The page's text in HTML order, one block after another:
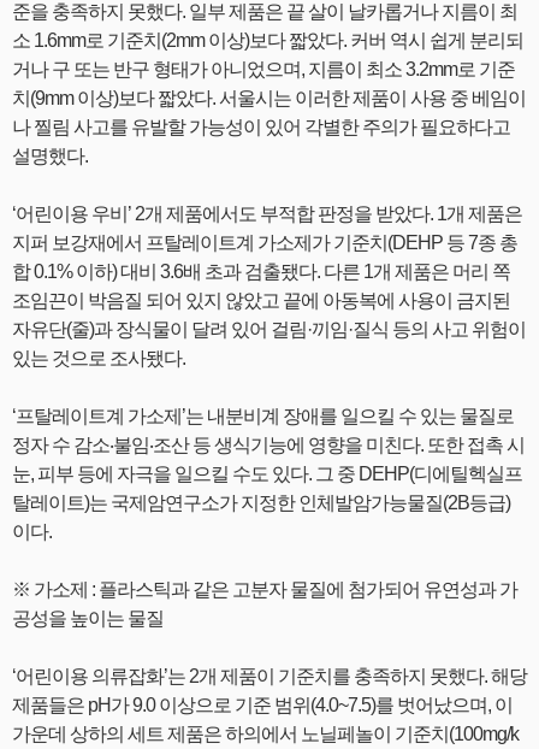
준을 충족하지 못했다. 일부 제품은 끝 살이 날카롭거나 지름이 최
소 1.6mm로 기준치(2mm 이상)보다 짧았다. 커버 역시 쉽게 분리되
거나 구 또는 반구 형태가 아니었으며, 지름이 최소 3.2mm로 기준
치(9mm 이상)보다 짧았다. 서울시는 이러한 제품이 사용 중 베임이
나 찔림 사고를 유발할 가능성이 있어 각별한 주의가 필요하다고
설명했다.
‘어린이용 우비’ 2개 제품에서도 부적합 판정을 받았다. 1개 제품은
지퍼 보강재에서 프탈레이트계 가소제가 기준치(DEHP 등 7종 총
합 0.1% 이하) 대비 3.6배 초과 검출됐다. 다른 1개 제품은 머리 쪽
조임끈이 박음질 되어 있지 않았고 끝에 아동복에 사용이 금지된
자유단(줄)과 장식물이 달려 있어 걸림·끼임·질식 등의 사고 위험이
있는 것으로 조사됐다.
‘프탈레이트계 가소제’는 내분비계 장애를 일으킬 수 있는 물질로
정자 수 감소‧불임‧조산 등 생식기능에 영향을 미친다. 또한 접촉 시
눈, 피부 등에 자극을 일으킬 수도 있다. 그 중 DEHP(디에틸헥실프
탈레이트)는 국제암연구소가 지정한 인체발암가능물질(2B등급)
이다.
※ 가소제 : 플라스틱과 같은 고분자 물질에 첨가되어 유연성과 가
공성을 높이는 물질
‘어린이용 의류잡화’는 2개 제품이 기준치를 충족하지 못했다. 해당
제품들은 pH가 9.0 이상으로 기준 범위(4.0~7.5)를 벗어났으며, 이
가운데 상하의 세트 제품은 하의에서 노닐페놀이 기준치(100mg/k